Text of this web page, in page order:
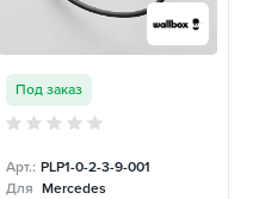
Под заказ
Арт.: PLP1-0-2-3-9-001
Для Mercedes